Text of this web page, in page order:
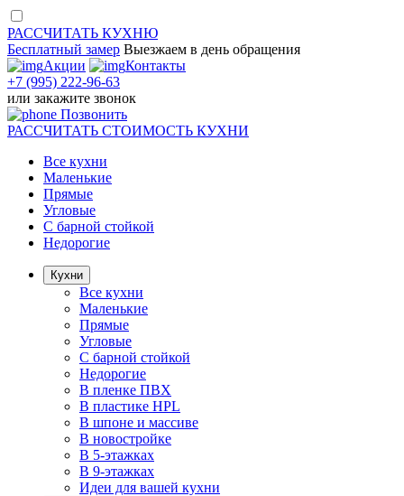
РАССЧИТАТЬ КУХНЮ
Бесплатный замер Выезжаем в день обращения
Акции
Контакты
+7 (995) 222-96-63
или закажите звонок
Позвонить
РАССЧИТАТЬ СТОИМОСТЬ КУХНИ
Все кухни
Маленькие
Прямые
Угловые
С барной стойкой
Недорогие
Кухни
Все кухни
Маленькие
Прямые
Угловые
С барной стойкой
Недорогие
В пленке ПВХ
В пластике HPL
В шпоне и массиве
В новостройке
В 5-этажках
В 9-этажках
Идеи для вашей кухни